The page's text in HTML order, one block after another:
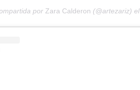
por Zara Calderon (@artezariz) el